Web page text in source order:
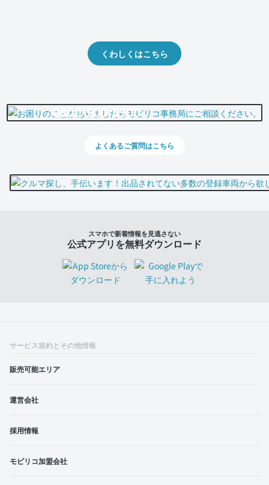
くわしくはこちら
0800-500-5500
よくあるご質問はこちら
スマホで新着情報を見逃さない
公式アプリを無料ダウンロード
サービス規約とその他情報
販売可能エリア
運営会社
採用情報
モビリコ加盟会社